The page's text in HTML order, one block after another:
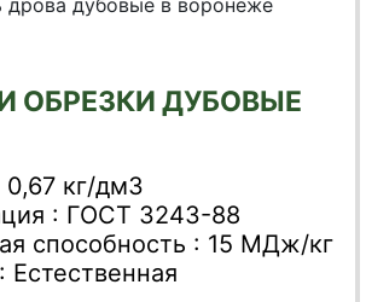
ОБРЕЗКИ ДУБОВЫЕ
0,67 кг/дм3
: ГОСТ 3243-88
способность : 15 МДж/кг